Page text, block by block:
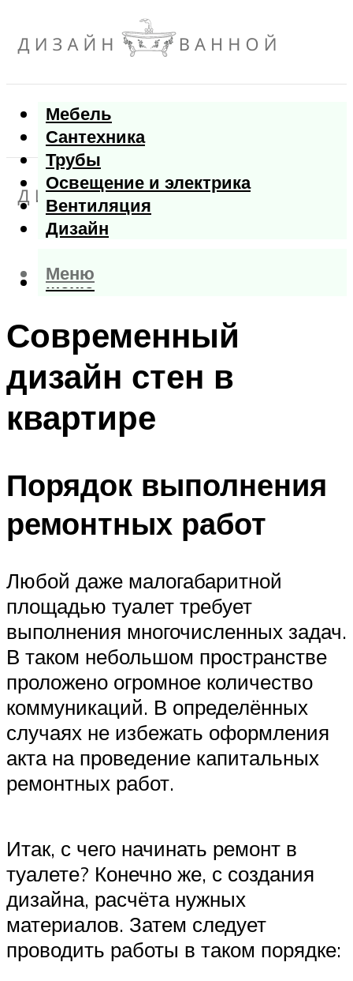
Мебель
Сантехника
Трубы
Освещение и электрика
Вентиляция
Дизайн
Меню
Меню
Современный
дизайн стен в
квартире
Порядок выполнения
ремонтных работ
Любой даже малогабаритной
площадью туалет требует
выполнения многочисленных задач.
В таком небольшом пространстве
проложено огромное количество
коммуникаций. В определённых
случаях не избежать оформления
акта на проведение капитальных
ремонтных работ.
Итак, с чего начинать ремонт в
туалете? Конечно же, с создания
дизайна, расчёта нужных
материалов. Затем следует
проводить работы в таком порядке: